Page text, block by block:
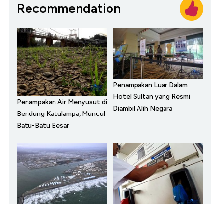
Recommendation
Penampakan Air Menyusut di
Bendung Katulampa, Muncul
Batu-Batu Besar
Penampakan Luar Dalam
Hotel Sultan yang Resmi
Diambil Alih Negara